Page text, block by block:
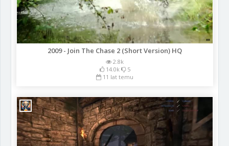
2009 - Join The Chase 2 (Short Version) HQ
2.8k
14.0k
5
11 lat temu